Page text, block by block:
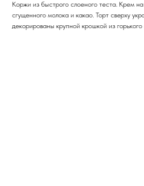
Коржи из быстрого слоеного теста. Крем
сгущенного молока и какао. Торт сверху
декорированы крупной крошкой из